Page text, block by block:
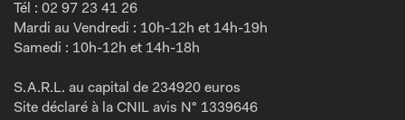
Tél : 02 97 23 41 26
Mardi au Vendredi : 10h-12h et 14h-19h
Samedi : 10h-12h et 14h-18h
S.A.R.L. au capital de 234920 euros
Site déclaré à la CNIL avis N° 1339646